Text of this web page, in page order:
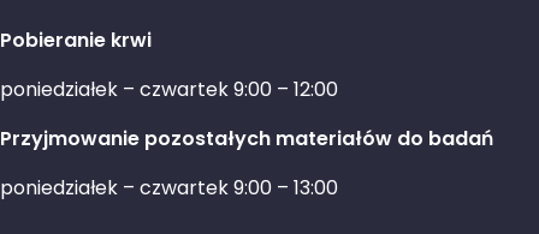
Pobieranie krwi
poniedziałek – czwartek 9:00 – 12:00
Przyjmowanie pozostałych materiałów do badań
poniedziałek – czwartek 9:00 – 13:00